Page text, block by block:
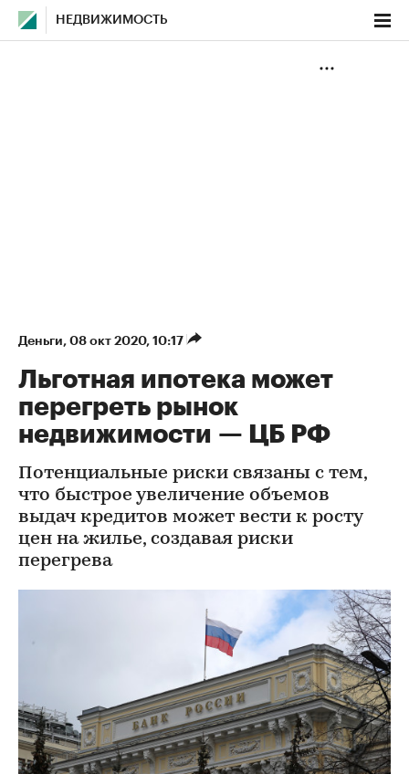
НЕДВИЖИМОСТЬ
Деньги⁠, 08 окт 2020, 10:17
Льготная ипотека может
перегреть рынок
недвижимости — ЦБ РФ
Потенциальные риски связаны с тем,
что быстрое увеличение объемов
выдач кредитов может вести к росту
цен на жилье, создавая риски
перегрева